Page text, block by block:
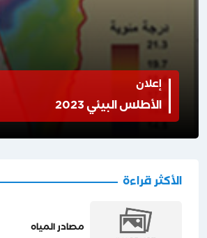
إعلان
الأطلس البيئي 2023
الأكثر قراءة
مصادر المياه